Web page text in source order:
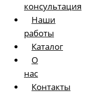
консультация
Наши
работы
Каталог
О
нас
Контакты